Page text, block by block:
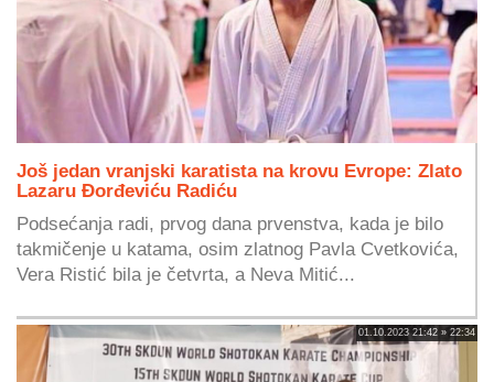
Još jedan vranjski karatista na krovu Evrope: Zlato
Lazaru Đorđeviću Radiću
Podsećanja radi, prvog dana prvenstva, kada je bilo
takmičenje u katama, osim zlatnog Pavla Cvetkovića,
Vera Ristić bila je četvrta, a Neva Mitić...
01.10.2023 21:42 » 22:34